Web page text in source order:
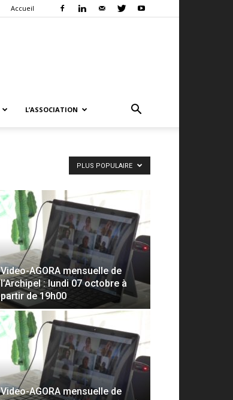
Accueil
L’ASSOCIATION
PLUS POPULAIRE
Video-AGORA mensuelle de
l’Archipel : lundi 07 octobre à
partir de 19h00
Video-AGORA mensuelle de